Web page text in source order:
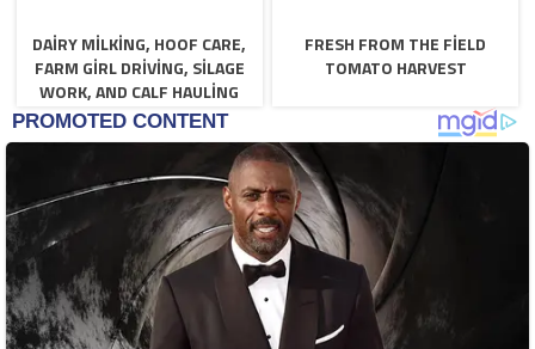
DAIRY MILKING, HOOF CARE,
FARM GIRL DRIVING, SILAGE
WORK, AND CALF HAULING
FRESH FROM THE FIELD
TOMATO HARVEST